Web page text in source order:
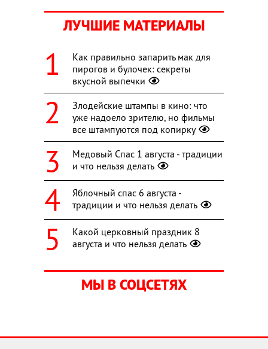
ЛУЧШИЕ МАТЕРИАЛЫ
Как правильно запарить мак для
пирогов и булочек: секреты
вкусной выпечки
Злодейские штампы в кино: что
уже надоело зрителю, но фильмы
все штампуются под копирку
Медовый Спас 1 августа - традиции
и что нельзя делать
Яблочный спас 6 августа -
традиции и что нельзя делать
Какой церковный праздник 8
августа и что нельзя делать
МЫ В СОЦСЕТЯХ